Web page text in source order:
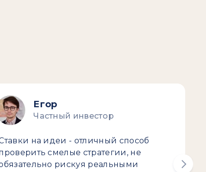
Егор
Частный инвестор
на идеи - отличный способ
смелые стратегии, не
рискуя реальными